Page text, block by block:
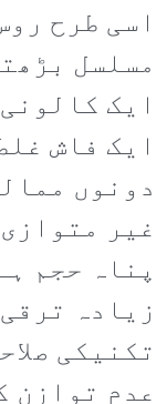
اسی طرح
مسلسل
ایک
ایک فاش
دونوں
غیر
پناہ حجم
زیادہ
تکنیکی